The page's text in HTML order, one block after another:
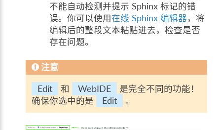
不能自动检测并提示 Sphinx 标记的错
误。你可以使用在线 Sphinx 编辑器，将
编辑后的整段文本粘贴进去，检查是否
存在问题。
注意
Edit 和 WebIDE
是完全不同的功能！
确保你选中的是
Edit 。